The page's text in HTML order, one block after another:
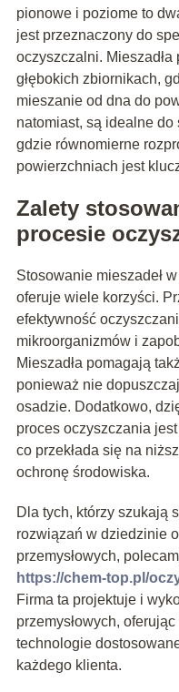
pionowe i poziome to
jest przeznaczony do
oczyszczalni.
głębokich zbiornikach,
mieszanie od dna do
natomiast, są idealne do
gdzie równomierne
powierzchniach jest
Zalety
procesie
Stosowanie mieszadeł
oferuje wiele korzyści.
efektywność
mikroorganizmów i
Mieszadła pomagają
ponieważ nie
osadzie. Dodatkowo,
proces oczyszczania
co przekłada się na
ochronę środowiska.
Dla tych, którzy szukają
rozwiązań w dziedzinie
przemysłowych,
https://chem-top.pl/
Firma ta projektuje i
przemysłowych,
technologie
każdego klienta.